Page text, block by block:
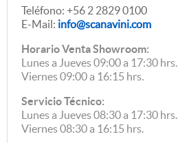
Teléfono: +56 2 2829 0100
E-Mail: info@scanavini.com
Horario Venta Showroom:
Lunes a Jueves 09:00 a 17:30 hrs.
Viernes 09:00 a 16:15 hrs.
Servicio Técnico:
Lunes a Jueves 08:30 a 17:30 hrs.
Viernes 08:30 a 16:15 hrs.